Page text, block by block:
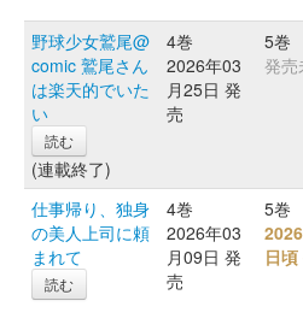
野球少女鷲尾@
comic 鷲尾さん
は楽天的でいた
い
読む
(連載終了)
4巻
2026年03
月25日 発
売
5巻
発売
仕事帰り、独身
の美人上司に頼
まれて
読む
4巻
2026年03
月09日 発
売
5巻
日